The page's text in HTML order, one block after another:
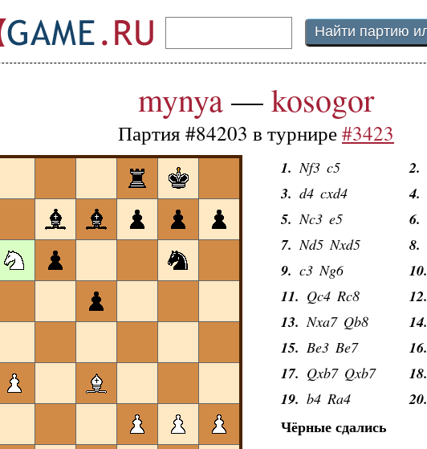
mynya—kosogor
Партия #84203 в турнире#3423
1. Nf3 c5 2.
3. d4 cxd4 4.
5. Nc3 e5 6.
7. Nd5 Nxd5 8.
9. c3 Ng6 10.
11. Qc4 Rc8 12.
13. Nxa7 Qb8 14.
15. Be3 Be7 16.
17. Qxb7 Qxb7 18.
19. b4 Ra4 20.
Чёрные сдались